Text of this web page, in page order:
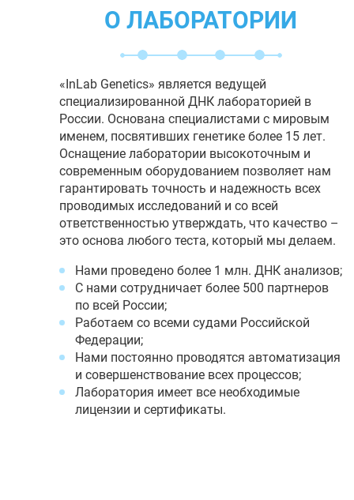
О ЛАБОРАТОРИИ
«InLab Genetics» является ведущей
специализированной ДНК лабораторией в
России. Основана специалистами с мировым
именем, посвятивших генетике более 15 лет.
Оснащение лаборатории высокоточным и
современным оборудованием позволяет нам
гарантировать точность и надежность всех
проводимых исследований и со всей
ответственностью утверждать, что качество –
это основа любого теста, который мы делаем.
Нами проведено более 1 млн. ДНК анализов;
С нами сотрудничает более 500 партнеров
по всей России;
Работаем со всеми судами Российской
Федерации;
Нами постоянно проводятся автоматизация
и совершенствование всех процессов;
Лаборатория имеет все необходимые
лицензии и сертификаты.